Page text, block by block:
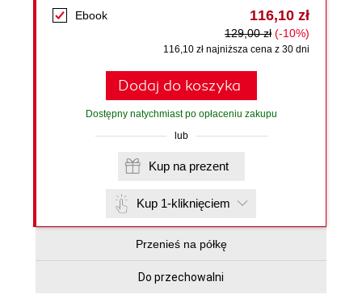
Ebook 116,10 zł
129,00 zł (-10%)
116,10 zł najniższa cena z 30 dni
Dodaj do koszyka
Dostępny natychmiast po opłaceniu zakupu
lub
Kup na prezent
Kup 1-kliknięciem
Przenieś na półkę
Do przechowalni